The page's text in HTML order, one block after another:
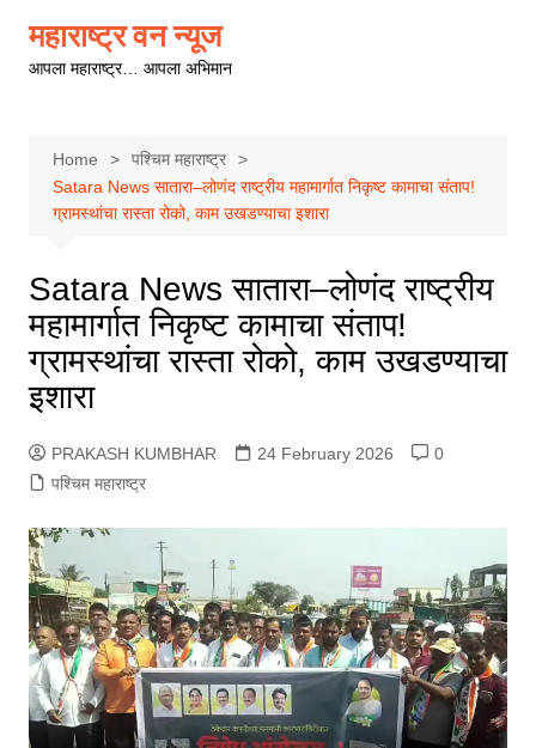
content
महाराष्ट्र वन न्यूज
आपला महाराष्ट्र… आपला अभिमान
Home
पश्चिम महाराष्ट्र
Satara News सातारा–लोणंद राष्ट्रीय महामार्गात निकृष्ट कामाचा संताप!
ग्रामस्थांचा रास्ता रोको, काम उखडण्याचा इशारा
Satara News सातारा–लोणंद राष्ट्रीय
महामार्गात निकृष्ट कामाचा संताप!
ग्रामस्थांचा रास्ता रोको, काम उखडण्याचा
इशारा
PRAKASH KUMBHAR 24 February 2026
0
पश्चिम महाराष्ट्र